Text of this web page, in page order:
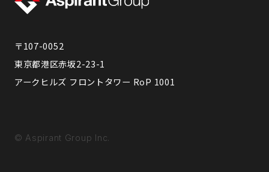
〒107-0052
東京都港区赤坂2-23-1
アークヒルズ フロントタワー RoP 1001
© Aspirant Group Inc.